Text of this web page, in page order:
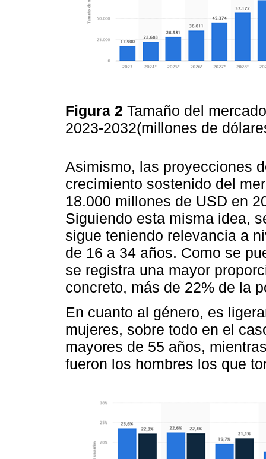
Figura 2 Tamaño del
2023-2032(millones de
Asimismo, las proyecciones
crecimiento sostenido del
18.000 millones de USD en
Siguiendo esta misma idea,
sigue teniendo relevancia a
de 16 a 34 años. Como se
se registra una mayor
concreto, más de 22% de la
En cuanto al género, es
mujeres, sobre todo en el
mayores de 55 años,
fueron los hombres los que